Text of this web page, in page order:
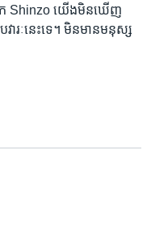
Shinzo យើង​មិនឃើញ​
ារៈ​នេះ​ទេ។ មិន​មាន​មនុស្ស​